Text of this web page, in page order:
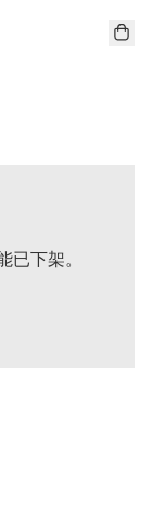
已下架。